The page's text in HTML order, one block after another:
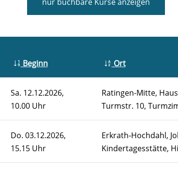
Beginn Ort
Sa. 12.12.2026,
10.00 Uhr
Ratingen-Mitte,
Turmstr. 10,
Do. 03.12.2026,
15.15 Uhr
Erkrath-Hochdahl,
Kindertagesstätte,